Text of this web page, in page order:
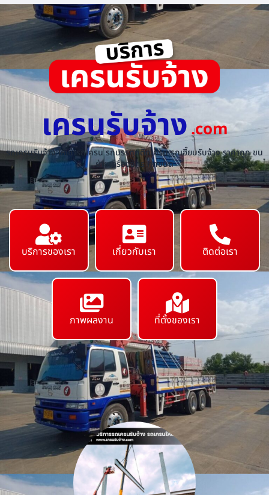
เครนรับจ้าง.com
รถเครนรับจ้าง ให้เช่ารถเครน รถบรรทุกติดเครน รถเฮี๊ยบรับจ้าง ราคาถูก ขน
ย้ายเครื่องจักร ทุกชนิด
บริการของเรา เกี่ยวกับเรา ติดต่อเรา
ภาพผลงาน ที่ตั้งของเรา